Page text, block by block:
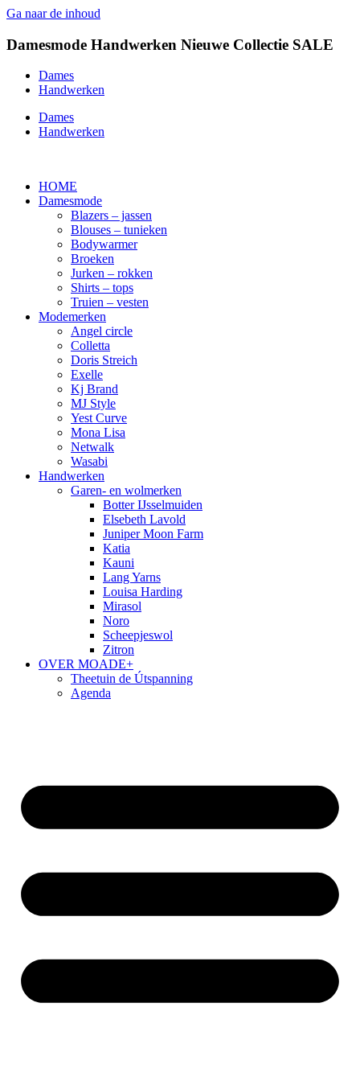
Ga naar de inhoud
Damesmode Handwerken Nieuwe Collectie SALE
Dames
Handwerken
Dames
Handwerken
HOME
Damesmode
Blazers – jassen
Blouses – tunieken
Bodywarmer
Broeken
Jurken – rokken
Shirts – tops
Truien – vesten
Modemerken
Angel circle
Colletta
Doris Streich
Exelle
Kj Brand
MJ Style
Yest Curve
Mona Lisa
Netwalk
Wasabi
Handwerken
Garen- en wolmerken
Botter IJsselmuiden
Elsebeth Lavold
Juniper Moon Farm
Katia
Kauni
Lang Yarns
Louisa Harding
Mirasol
Noro
Scheepjeswol
Zitron
OVER MOADE+
Theetuin de Útspanning
Agenda